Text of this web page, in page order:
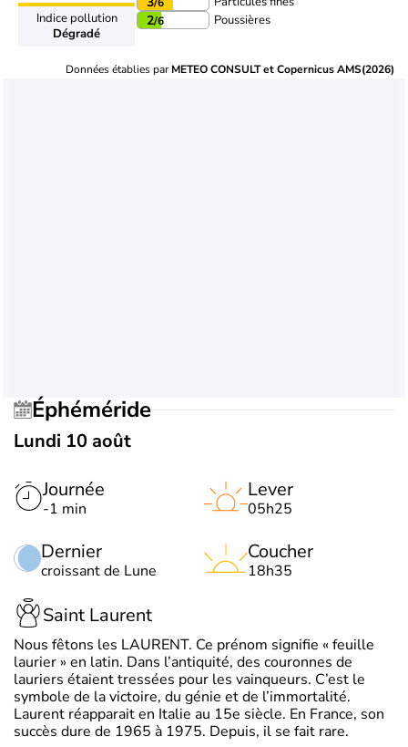
Indice pollution
Dégradé
2/6 Poussières
Données établies parMETEO CONSULT et Copernicus AMS(2026)
Éphéméride
Lundi 10 août
Journée
-1 min
Dernier
croissant de Lune
Lever
05h25
Coucher
18h35
Saint Laurent
Nous fêtons les LAURENT. Ce prénom signifie « feuille
laurier » en latin. Dans l’antiquité, des couronnes de
lauriers étaient tressées pour les vainqueurs. C’est le
symbole de la victoire, du génie et de l’immortalité.
Laurent réapparait en Italie au 15e siècle. En France, son
succès dure de 1965 à 1975. Depuis, il se fait rare.